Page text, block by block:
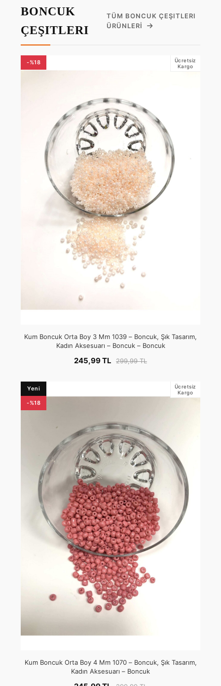
BONCUK
ÇEŞITLERI
TÜM BONCUK ÇEŞITLERI
ÜRÜNLERI
-%18
Ücretsiz
Kargo
Kum Boncuk Orta Boy 3 Mm 1039 – Boncuk, Şık Tasarım,
Kadın Aksesuarı – Boncuk – Boncuk
245,99 TL 299,99 TL
Yeni
-%18
Ücretsiz
Kargo
Kum Boncuk Orta Boy 4 Mm 1070 – Boncuk, Şık Tasarım,
Kadın Aksesuarı – Boncuk